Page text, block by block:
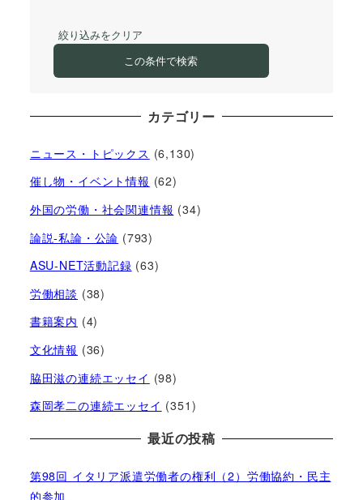
絞り込みをクリア
この条件で検索
カテゴリー
ニュース・トピックス (6,130)
催し物・イベント情報 (62)
外国の労働・社会関連情報 (34)
論説-私論・公論 (793)
ASU-NET活動記録 (63)
労働相談 (38)
書籍案内 (4)
文化情報 (36)
脇田滋の連続エッセイ (98)
森岡孝二の連続エッセイ (351)
最近の投稿
第98回 イタリア派遣労働者の権利（2）労働協約・民主
的参加